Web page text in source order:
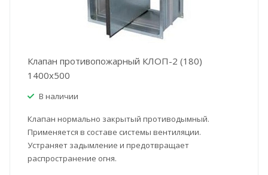
Клапан противопожарный КЛОП-2 (180)
1400x500
В наличии
Клапан нормально закрытый противодымный.
Применяется в составе системы вентиляции.
Устраняет задымление и предотвращает
распространение огня.